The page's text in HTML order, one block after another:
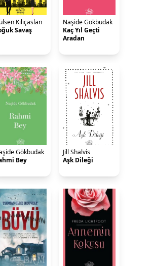
Kılıçaslan
Savaş
Naşide Gökbudak
Kaç Yıl Geçti
Aradan
Gökbudak
Bey
Jill Shalvis
Aşk Dileği